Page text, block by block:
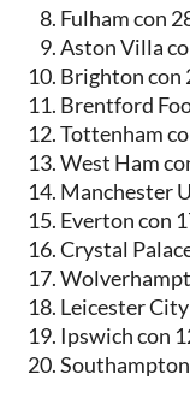
Fulham con
Aston Villa
Brighton con
Brentford
Tottenham
West Ham
Manchester
Everton con
Crystal
Leicester
Ipswich con
Southampton